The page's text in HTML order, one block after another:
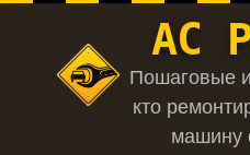
Перейти
АС
Пошаговые
кто
машину